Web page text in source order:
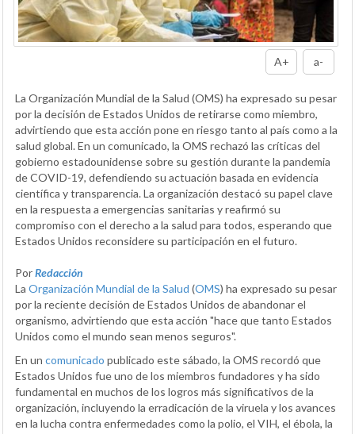
A+ a-
La Organización Mundial de la Salud (OMS) ha expresado su pesar
por la decisión de Estados Unidos de retirarse como miembro,
advirtiendo que esta acción pone en riesgo tanto al país como a la
salud global. En un comunicado, la OMS rechazó las críticas del
gobierno estadounidense sobre su gestión durante la pandemia
de COVID-19, defendiendo su actuación basada en evidencia
científica y transparencia. La organización destacó su papel clave
en la respuesta a emergencias sanitarias y reafirmó su
compromiso con el derecho a la salud para todos, esperando que
Estados Unidos reconsidere su participación en el futuro.
PorRedacción
La Organización Mundial de la Salud (OMS) ha expresado su pesar
por la reciente decisión de Estados Unidos de abandonar el
organismo, advirtiendo que esta acción "hace que tanto Estados
Unidos como el mundo sean menos seguros".
En un comunicado publicado este sábado, la OMS recordó que
Estados Unidos fue uno de los miembros fundadores y ha sido
fundamental en muchos de los logros más significativos de la
organización, incluyendo la erradicación de la viruela y los avances
en la lucha contra enfermedades como la polio, el VIH, el ébola, la